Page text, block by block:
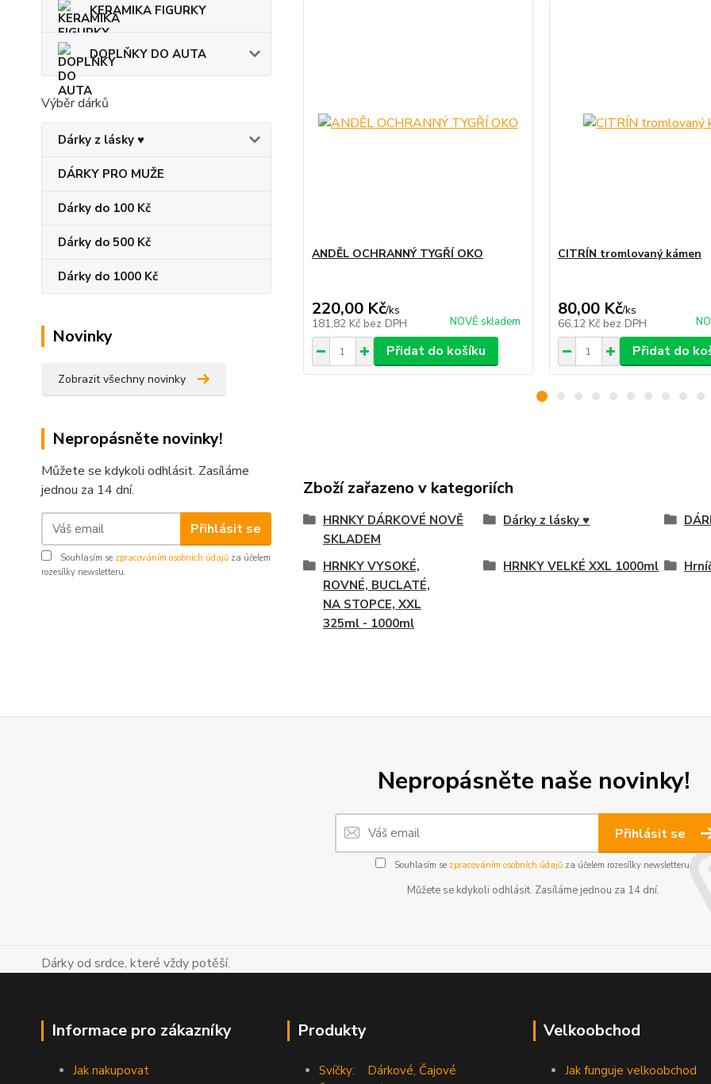
KERAMIKA FIGURKY
DOPLŇKY DO AUTA
Výběr dárků
Dárky z lásky ♥
DÁRKY PRO MUŽE
Dárky do 100 Kč
Dárky do 500 Kč
Dárky do 1000 Kč
Novinky
Zobrazit všechny novinky
Nepropásněte novinky!
Můžete se kdykoli odhlásit. Zasíláme
jednou za 14 dní.
Přihlásit se
Souhlasím se zpracováním osobních údajů za účelem
rozesílky newsletteru.
ANDĚL OCHRANNÝ TYGŘÍ OKO
220,00 Kč/ks
181,82 Kč bez DPH NOVĚ skladem
Přidat do košíku
CITRÍN tromlovaný kámen
80,00 Kč/ks
66,12 Kč bez DPH
Přidat do
Zboží zařazeno v kategoriích
HRNKY DÁRKOVÉ NOVĚ
SKLADEM
Dárky z lásky ♥
HRNKY VYSOKÉ,
ROVNÉ, BUCLATÉ,
NA STOPCE, XXL
325ml - 1000ml
HRNKY VELKÉ XXL 1000ml
Nepropásněte naše novinky!
Přihlásit se
Souhlasím se zpracováním osobních údajůza účelem rozesílky newsletteru.
Můžete se kdykoli odhlásit. Zasíláme jednou za 14 dní.
Dárky od srdce, které vždy potěší.
Informace pro zákazníky
Jak nakupovat
Produkty
Svíčky: Dárkové, Čajové
Velkoobchod
Jak funguje velkoobchod